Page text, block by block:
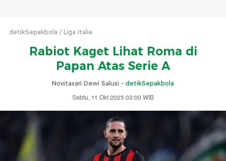
detikSepakbola Liga Italia
Rabiot Kaget Lihat Roma di
Papan Atas Serie A
Novitasari Dewi Salusi - detikSepakbola
Sabtu, 11 Okt 2025 03:00 WIB